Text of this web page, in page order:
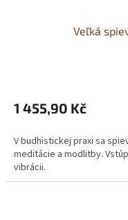
Veľká
1 455,90 Kč
V budhistickej praxi sa
meditácie a modlitby.
vibrácii.